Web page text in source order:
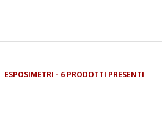
ESPOSIMETRI - 6 PRODOTTI PRESENTI